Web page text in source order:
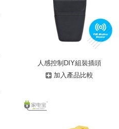
人感控制DIY組裝插頭
加入產品比較